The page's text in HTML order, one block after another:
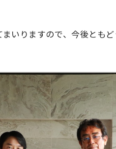
いりますので、今後とも